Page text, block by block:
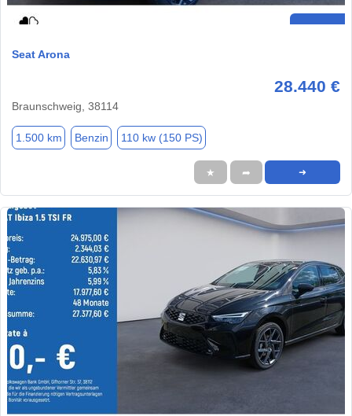
Seat Arona
28.440 €
Braunschweig, 38114
1.500 km Benzin 110 kw (150 PS)
★ ➦ ➜